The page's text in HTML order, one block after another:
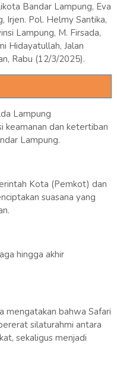
Bandar Lampung, Eva
Irjen. Pol. Helmy Santika,
Lampung, M. Firsada,
Hidayatullah, Jalan
Rabu (12/3/2025).
Lampung
keamanan dan ketertiban
Lampung.
Kota (Pemkot) dan
suasana yang
hingga akhir
mengatakan bahwa Safari
silaturahmi antara
sekaligus menjadi